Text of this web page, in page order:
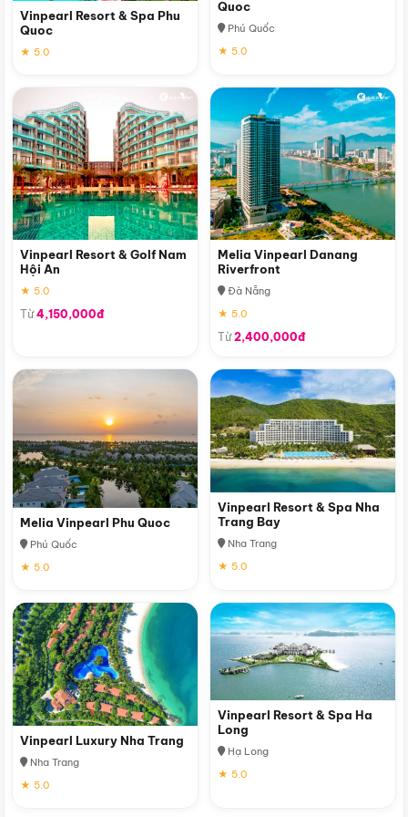
Vinpearl Resort & Spa Phu
Quoc
★ 5.0
Quoc
Phú Quốc
★ 5.0
Vinpearl Resort & Golf Nam
Hội An
★ 5.0
Từ4,150,000đ
Melia Vinpearl Danang
Riverfront
Đà Nẵng
★ 5.0
Từ2,400,000đ
Melia Vinpearl Phu Quoc
Phú Quốc
★ 5.0
Vinpearl Resort & Spa Nha
Trang Bay
Nha Trang
★ 5.0
Vinpearl Luxury Nha Trang
Nha Trang
★ 5.0
Vinpearl Resort & Spa Ha
Long
Hạ Long
★ 5.0